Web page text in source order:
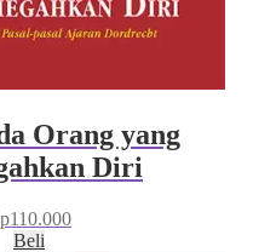
Orang yang
Diri
110.000
Beli